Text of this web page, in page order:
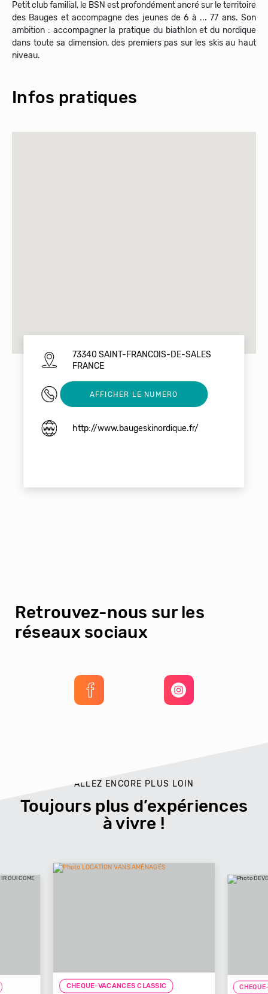
Petit club familial, le BSN est profondément ancré sur le territoire
des Bauges et accompagne des jeunes de 6 à ... 77 ans. Son
ambition : accompagner la pratique du biathlon et du nordique
dans toute sa dimension, des premiers pas sur les skis au haut
niveau.
Infos pratiques
73340 SAINT-FRANCOIS-DE-SALES
FRANCE
0607594007
AFFICHER LE NUMERO
http://www.baugeskinordique.fr/
Retrouvez-nous sur les
réseaux sociaux
ALLEZ ENCORE PLUS LOIN
Toujours plus d’expériences
à vivre !
CHEQUE-VACANCES CLASSIC